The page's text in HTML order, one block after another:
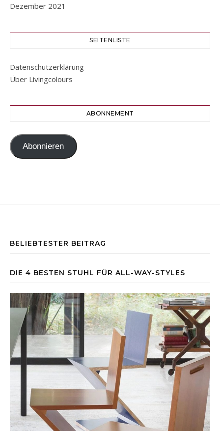
Dezember 2021
SEITENLISTE
Datenschutzerklärung
Über Livingcolours
ABONNEMENT
Abonnieren
BELIEBTESTER BEITRAG
DIE 4 BESTEN STUHL FÜR ALL-WAY-STYLES